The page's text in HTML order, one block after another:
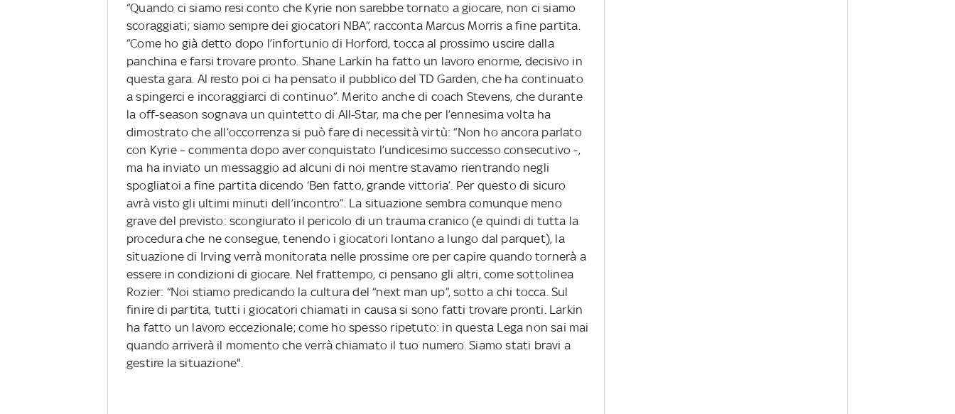
“Quando ci siamo resi conto che Kyrie non sarebbe tornato a giocare, non ci siamo
scoraggiati; siamo sempre dei giocatori NBA”, racconta Marcus Morris a fine partita.
“Come ho già detto dopo l’infortunio di Horford, tocca al prossimo uscire dalla
panchina e farsi trovare pronto. Shane Larkin ha fatto un lavoro enorme, decisivo in
questa gara. Al resto poi ci ha pensato il pubblico del TD Garden, che ha continuato
a spingerci e incoraggiarci di continuo”. Merito anche di coach Stevens, che durante
la off-season sognava un quintetto di All-Star, ma che per l’ennesima volta ha
dimostrato che all’occorrenza si può fare di necessità virtù: “Non ho ancora parlato
con Kyrie – commenta dopo aver conquistato l’undicesimo successo consecutivo -,
ma ha inviato un messaggio ad alcuni di noi mentre stavamo rientrando negli
spogliatoi a fine partita dicendo ‘Ben fatto, grande vittoria’. Per questo di sicuro
avrà visto gli ultimi minuti dell’incontro”. La situazione sembra comunque meno
grave del previsto: scongiurato il pericolo di un trauma cranico (e quindi di tutta la
procedura che ne consegue, tenendo i giocatori lontano a lungo dal parquet), la
situazione di Irving verrà monitorata nelle prossime ore per capire quando tornerà a
essere in condizioni di giocare. Nel frattempo, ci pensano gli altri, come sottolinea
Rozier: “Noi stiamo predicando la cultura del “next man up”, sotto a chi tocca. Sul
finire di partita, tutti i giocatori chiamati in causa si sono fatti trovare pronti. Larkin
ha fatto un lavoro eccezionale; come ho spesso ripetuto: in questa Lega non sai mai
quando arriverà il momento che verrà chiamato il tuo numero. Siamo stati bravi a
gestire la situazione".